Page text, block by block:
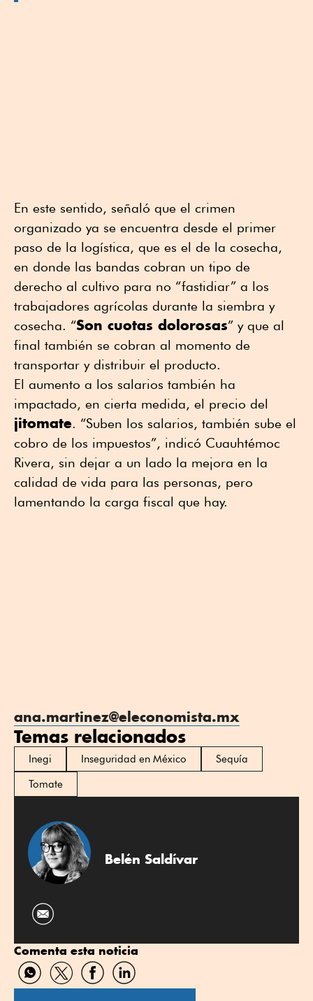
En este sentido, señaló que el crimen
organizado ya se encuentra desde el primer
paso de la logística, que es el de la cosecha,
en donde las bandas cobran un tipo de
derecho al cultivo para no “fastidiar” a los
trabajadores agrícolas durante la siembra y
cosecha. “Son cuotas dolorosas” y que al
final también se cobran al momento de
transportar y distribuir el producto.
El aumento a los salarios también ha
impactado, en cierta medida, el precio del
jitomate. “Suben los salarios, también sube el
cobro de los impuestos”, indicó Cuauhtémoc
Rivera, sin dejar a un lado la mejora en la
calidad de vida para las personas, pero
lamentando la carga fiscal que hay.
ana.martinez@eleconomista.mx
Temas relacionados
Inegi Inseguridad en México
Sequía
Tomate
Belén Saldívar
Comenta esta noticia
Compartir
por
Compartir
por
Compartir
por
Compartir
por